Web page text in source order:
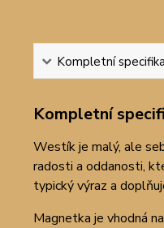
Kompletní
Kompletní
Westík je malý, ale
radosti a oddanosti,
typický výraz a
Magnetka je vhodná